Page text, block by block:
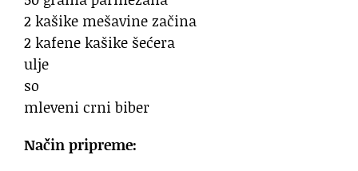
2 kašike mešavine začina
2 kafene kašike šećera
ulje
so
mleveni crni biber
Način pripreme: